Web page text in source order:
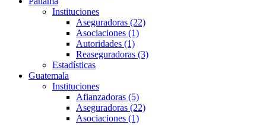
Instituciones
Aseguradoras (22)
Asociaciones (1)
Autoridades (1)
Reaseguradoras (3)
Estadísticas
Guatemala
Instituciones
Afianzadoras (5)
Aseguradoras (22)
Asociaciones (1)